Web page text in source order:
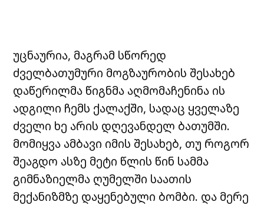
უცნაურია, მაგრამ სწორედ
ძველბათუმური მოგზაურობის შესახებ
დაწერილმა წიგნმა აღმომაჩენინა ის
ადგილი ჩემს ქალაქში, სადაც ყველაზე
ძველი ხე არის დღევანდელ ბათუმში.
მომიყვა ამბავი იმის შესახებ, თუ როგორ
შეაგდო ასზე მეტი წლის წინ სამმა
გიმნაზიელმა ღუმელში საათის
მექანიზმზე დაყენებული ბომბი. და მერე